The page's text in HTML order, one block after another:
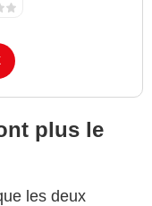
plus le
les deux